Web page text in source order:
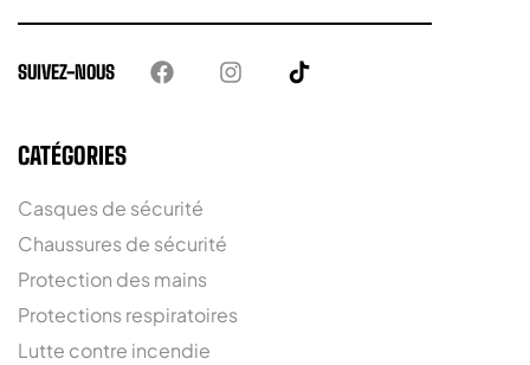
SUIVEZ-NOUS
CATÉGORIES
Casques de sécurité
Chaussures de sécurité
Protection des mains
Protections respiratoires
Lutte contre incendie